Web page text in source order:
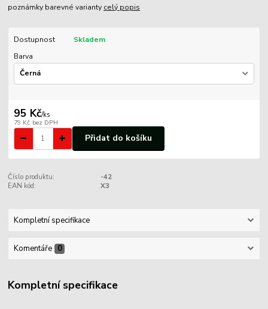
poznámky barevné varianty celý popis
Dostupnost
Skladem
Barva
95 Kč/ks
79 Kč bez DPH
Přidat do košíku
Číslo produktu:
-42
EAN kód:
X3
Kompletní specifikace
Komentáře 0
Kompletní specifikace